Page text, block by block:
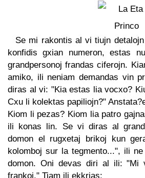
Se mi rakontis al vi tiujn
konfidis gxian numeron, estas
grandpersonoj frandas ciferojn.
amiko, ili neniam demandas vin
diras al vi: "Kia estas lia vocxo?
Cxu li kolektas papiliojn?"
Kiom li pezas? Kiom lia patro
ili konas lin. Se vi diras al
domon el rugxetaj brikoj kun
kolomboj sur la tegmento...", ili
domon. Oni devas diri al ili: "Mi
frankoj." Tiam ili ekkrias: